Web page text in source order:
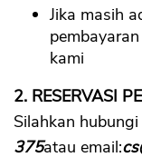
Jika masih
kami
2. RESERVASI
Silahkan
375atau email: